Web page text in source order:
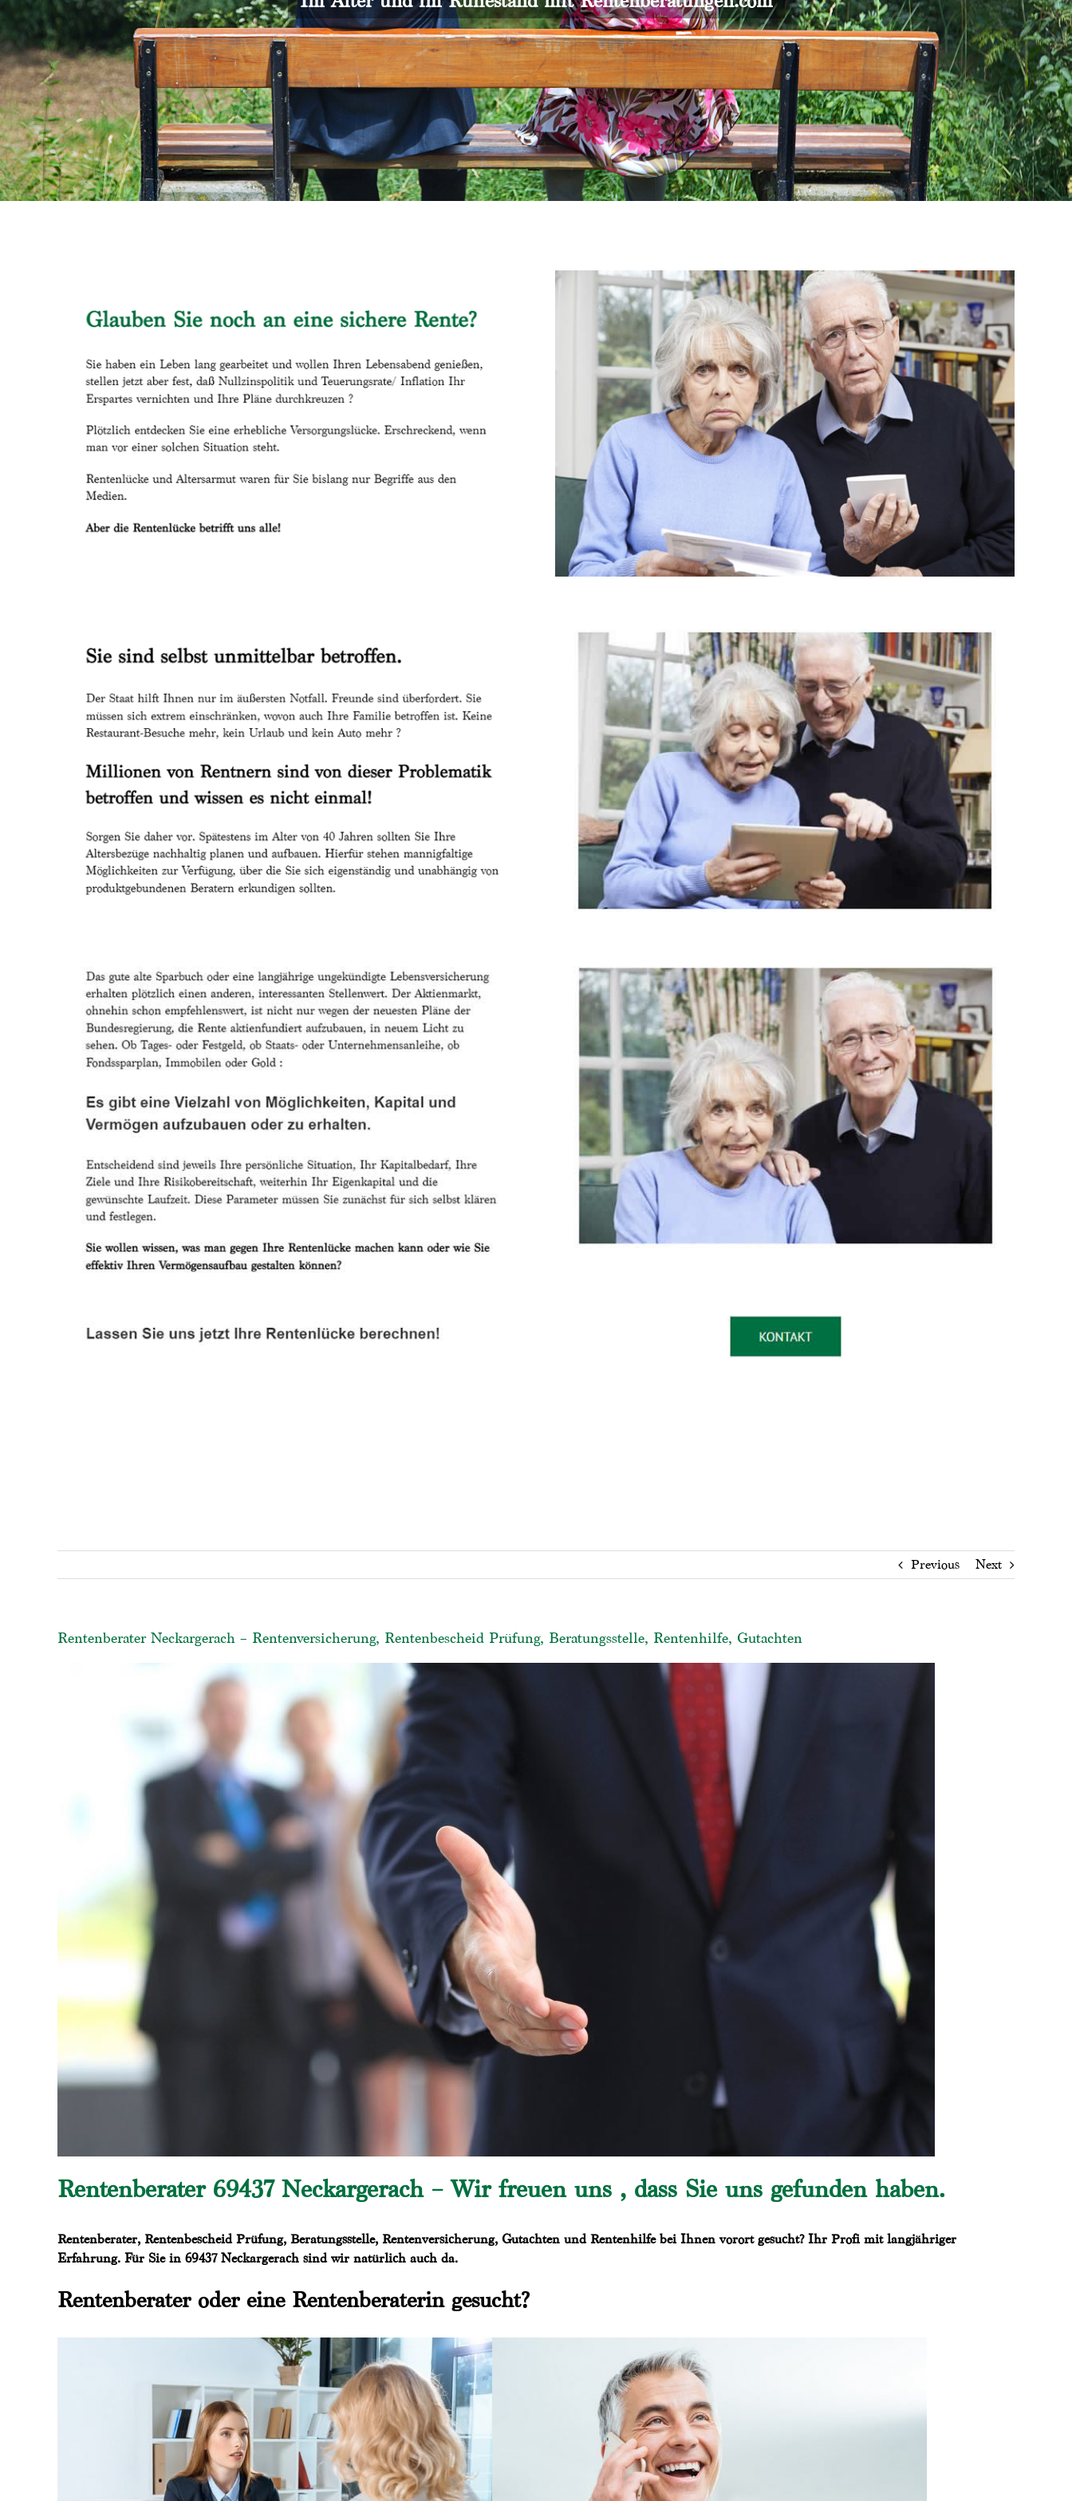
Previous Next
Rentenberater Neckargerach – Rentenversicherung, Rentenbescheid Prüfung, Beratungsstelle, Rentenhilfe, Gutachten
Rentenberater 69437 Neckargerach – Wir freuen uns , dass Sie uns gefunden haben.
Rentenberater, Rentenbescheid Prüfung, Beratungsstelle, Rentenversicherung, Gutachten und Rentenhilfe bei Ihnen vorort gesucht? Ihr Profi mit langjähriger
Erfahrung. Für Sie in 69437 Neckargerach sind wir natürlich auch da.
Rentenberater oder eine Rentenberaterin gesucht?